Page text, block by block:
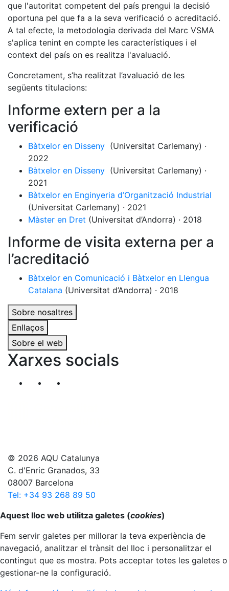
que l'autoritat competent del país prengui la decisió
oportuna pel que fa a la seva verificació o acreditació.
A tal efecte, la metodologia derivada del Marc VSMA
s'aplica tenint en compte les característiques i el
context del país on es realitza l'avaluació.
Concretament, s’ha realitzat l’avaluació de les
següents titulacions:
Informe extern per a la
verificació
Bàtxelor en Disseny (Universitat Carlemany) ·
2022
Bàtxelor en Disseny (Universitat Carlemany) ·
2021
Bàtxelor en Enginyeria d’Organització Industrial
(Universitat Carlemany) · 2021
Màster en Dret (Universitat d’Andorra) · 2018
Informe de visita externa per a
l’acreditació
Bàtxelor en Comunicació i Bàtxelor en Llengua
Catalana (Universitat d’Andorra) · 2018
Sobre nosaltres
Enllaços
Sobre el web
Xarxes socials
Segueix-nos al nostre canal de Twitter
© 2026 AQU Catalunya
C. d'Enric Granados, 33
08007 Barcelona
Tel: +34 93 268 89 50
Anar al principi
Aquest lloc web utilitza galetes (cookies)
Fem servir galetes per millorar la teva experiència de
navegació, analitzar el trànsit del lloc i personalitzar el
contingut que es mostra. Pots acceptar totes les galetes o
gestionar-ne la configuració.